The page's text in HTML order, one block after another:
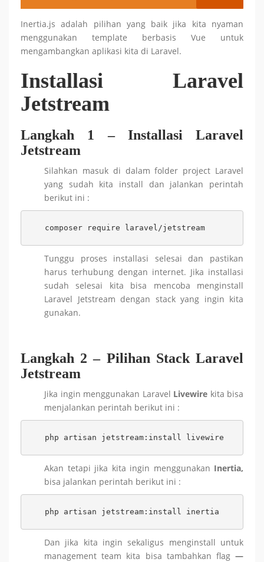
Inertia.js adalah pilihan yang baik jika kita nyaman
menggunakan template berbasis Vue untuk
mengambangkan aplikasi kita di Laravel.
Installasi Laravel
Jetstream
Langkah 1 – Installasi Laravel
Jetstream
Silahkan masuk di dalam folder project Laravel
yang sudah kita install dan jalankan perintah
berikut ini :
composer require laravel/jetstream
Tunggu proses installasi selesai dan pastikan
harus terhubung dengan internet. Jika installasi
sudah selesai kita bisa mencoba menginstall
Laravel Jetstream dengan stack yang ingin kita
gunakan.
Langkah 2 – Pilihan Stack Laravel
Jetstream
Jika ingin menggunakan Laravel Livewire kita bisa
menjalankan perintah berikut ini :
php artisan jetstream:install livewire
Akan tetapi jika kita ingin menggunakan Inertia,
bisa jalankan perintah berikut ini :
php artisan jetstream:install inertia
Dan jika kita ingin sekaligus menginstall untuk
management team kita bisa tambahkan flag —